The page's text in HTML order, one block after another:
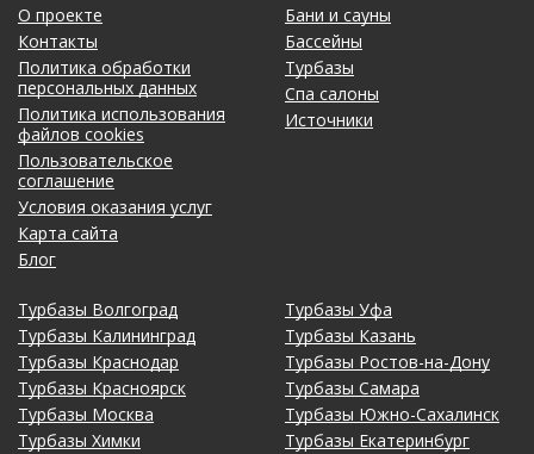
О проекте
Контакты
Политика обработки
персональных данных
Политика использования
файлов cookies
Пользовательское
соглашение
Условия оказания услуг
Карта сайта
Блог
Бани и сауны
Бассейны
Турбазы
Спа салоны
Источники
Турбазы Волгоград
Турбазы Калининград
Турбазы Краснодар
Турбазы Красноярск
Турбазы Москва
Турбазы Химки
Турбазы Уфа
Турбазы Казань
Турбазы Ростов-на-Дону
Турбазы Самара
Турбазы Южно-Сахалинск
Турбазы Екатеринбург